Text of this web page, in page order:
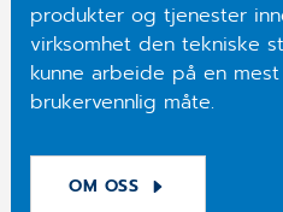
produkter og tjenester
virksomhet den tekniske
kunne arbeide på en
brukervennlig måte.
OM OSS